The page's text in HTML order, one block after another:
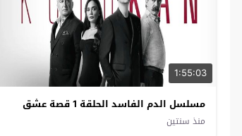
1:55:03
مسلسل الدم الفاسد الحلقة 1 قصة عشق
منذ سنتين